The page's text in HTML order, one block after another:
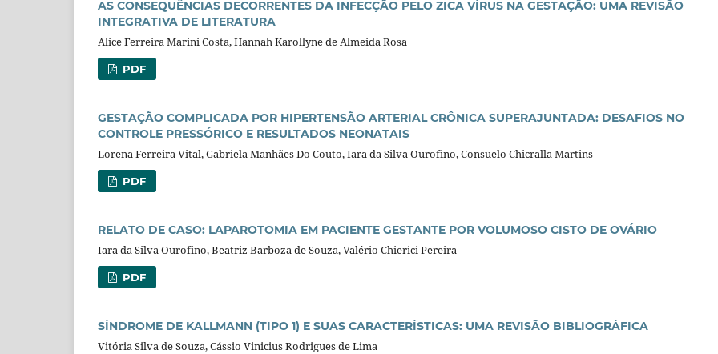
AS CONSEQUÊNCIAS DECORRENTES DA INFECÇÃO PELO ZICA VÍRUS NA GESTAÇÃO: UMA REVISÃO
INTEGRATIVA DE LITERATURA
Alice Ferreira Marini Costa, Hannah Karollyne de Almeida Rosa
PDF
GESTAÇÃO COMPLICADA POR HIPERTENSÃO ARTERIAL CRÔNICA SUPERAJUNTADA: DESAFIOS NO
CONTROLE PRESSÓRICO E RESULTADOS NEONATAIS
Lorena Ferreira Vital, Gabriela Manhães Do Couto, Iara da Silva Ourofino, Consuelo Chicralla Martins
PDF
RELATO DE CASO: LAPAROTOMIA EM PACIENTE GESTANTE POR VOLUMOSO CISTO DE OVÁRIO
Iara da Silva Ourofino, Beatriz Barboza de Souza, Valério Chierici Pereira
PDF
SÍNDROME DE KALLMANN (TIPO 1) E SUAS CARACTERÍSTICAS: UMA REVISÃO BIBLIOGRÁFICA
Vitória Silva de Souza, Cássio Vinicius Rodrigues de Lima